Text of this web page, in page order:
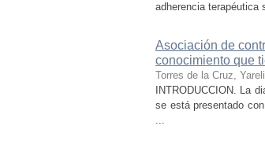
adherencia terapéutica
Asociación de
conocimiento que
Torres de la Cruz, Yareli
INTRODUCCION. La
se está presentado
...